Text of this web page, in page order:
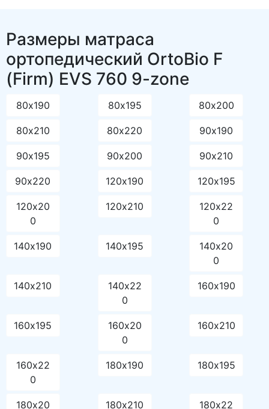
Размеры матраса
ортопедический OrtoBio F
(Firm) EVS 760 9-zone
80х190 80х195 80х200
80х210 80х220 90х190
90х195 90х200 90х210
90х220 120х190 120х195
120х20
0
120х210
120х22
0
140х190 140х195
140х20
0
140х210
140х22
0
160х190
160х195
160х20
0
160х210
160х22
0
180х190 180х195
180х20
180х210
180х22